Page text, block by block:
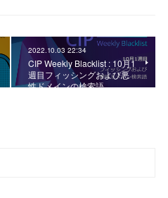
2022.10.03 22:34
CIP Weekly Blacklist : 10月1
週目フィッシングおよび悪
性ドメインの検索語